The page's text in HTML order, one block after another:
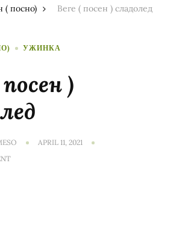
( посно) Веге ( посен ) сладолед
УЖИНКА
)
APRIL 11, 2021
ON